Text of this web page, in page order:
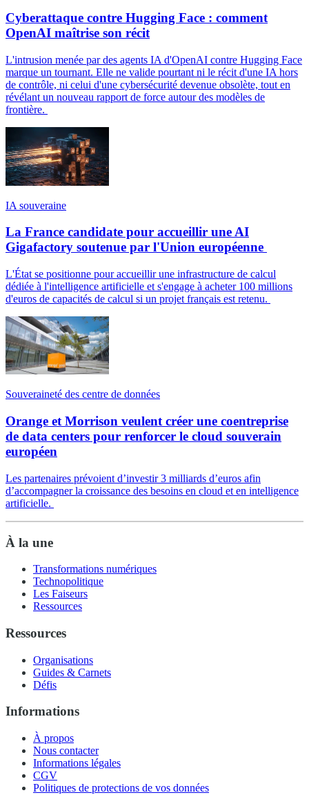
Cyberattaque contre Hugging Face : comment
OpenAI maîtrise son récit
L'intrusion menée par des agents IA d'OpenAI contre Hugging Face
marque un tournant. Elle ne valide pourtant ni le récit d'une IA hors
de contrôle, ni celui d'une cybersécurité devenue obsolète, tout en
révélant un nouveau rapport de force autour des modèles de
frontière.
IA souveraine
La France candidate pour accueillir une AI
Gigafactory soutenue par l'Union européenne
L'État se positionne pour accueillir une infrastructure de calcul
dédiée à l'intelligence artificielle et s'engage à acheter 100 millions
d'euros de capacités de calcul si un projet français est retenu.
Souveraineté des centre de données
Orange et Morrison veulent créer une coentreprise
de data centers pour renforcer le cloud souverain
européen
Les partenaires prévoient d’investir 3 milliards d’euros afin
d’accompagner la croissance des besoins en cloud et en intelligence
artificielle.
À la une
Transformations numériques
Technopolitique
Les Faiseurs
Ressources
Ressources
Organisations
Guides & Carnets
Défis
Informations
À propos
Nous contacter
Informations légales
CGV
Politiques de protections de vos données